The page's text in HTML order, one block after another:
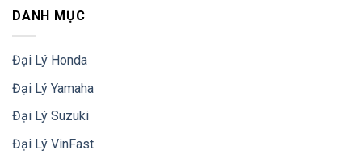
DANH MỤC
Đại Lý Honda
Đại Lý Yamaha
Đại Lý Suzuki
Đại Lý VinFast